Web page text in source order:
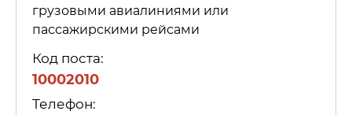
грузовыми авиалиниями или
пассажирскими рейсами
Код поста:
10002010
Телефон: